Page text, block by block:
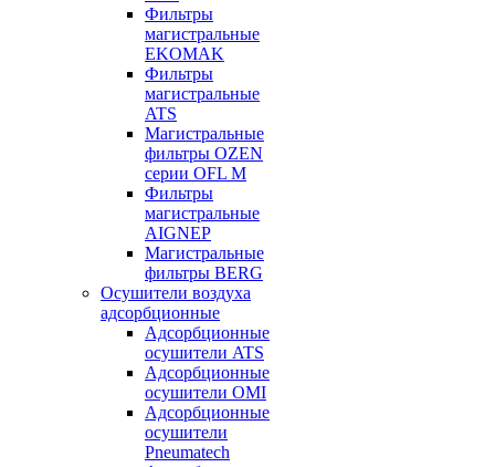
Фильтры
магистральные
EKOMAK
Фильтры
магистральные
ATS
Магистральные
фильтры OZEN
серии OFL M
Фильтры
магистральные
AIGNEP
Магистральные
фильтры BERG
Осушители воздуха
адсорбционные
Адсорбционные
осушители ATS
Адсорбционные
осушители OMI
Адсорбционные
осушители
Pneumatech